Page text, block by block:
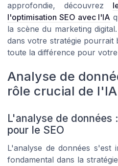
approfondie, découvrez
l'optimisation SEO avec l'IA
la scène du marketing
dans votre stratégie pourrait
toute la différence pour
Analyse de
rôle crucial de l'IA
L'analyse de données
pour le SEO
L'analyse de données s'est
fondamental dans la